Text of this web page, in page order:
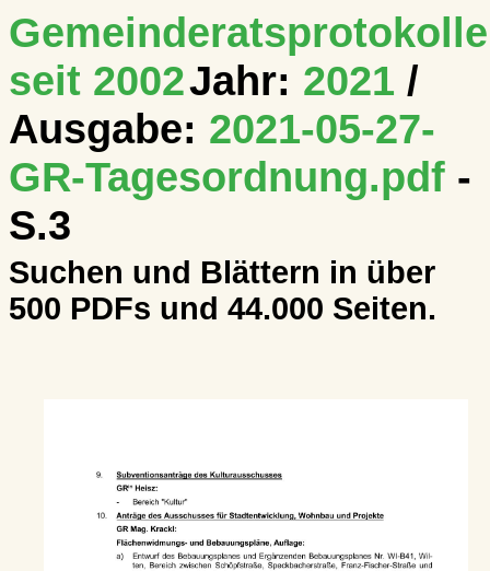
Gemeinderatsprotokolle
seit 2002Jahr: 2021 /
Ausgabe: 2021-05-27-
GR-Tagesordnung.pdf -
S.3
Suchen und Blättern in über
500 PDFs und 44.000 Seiten.